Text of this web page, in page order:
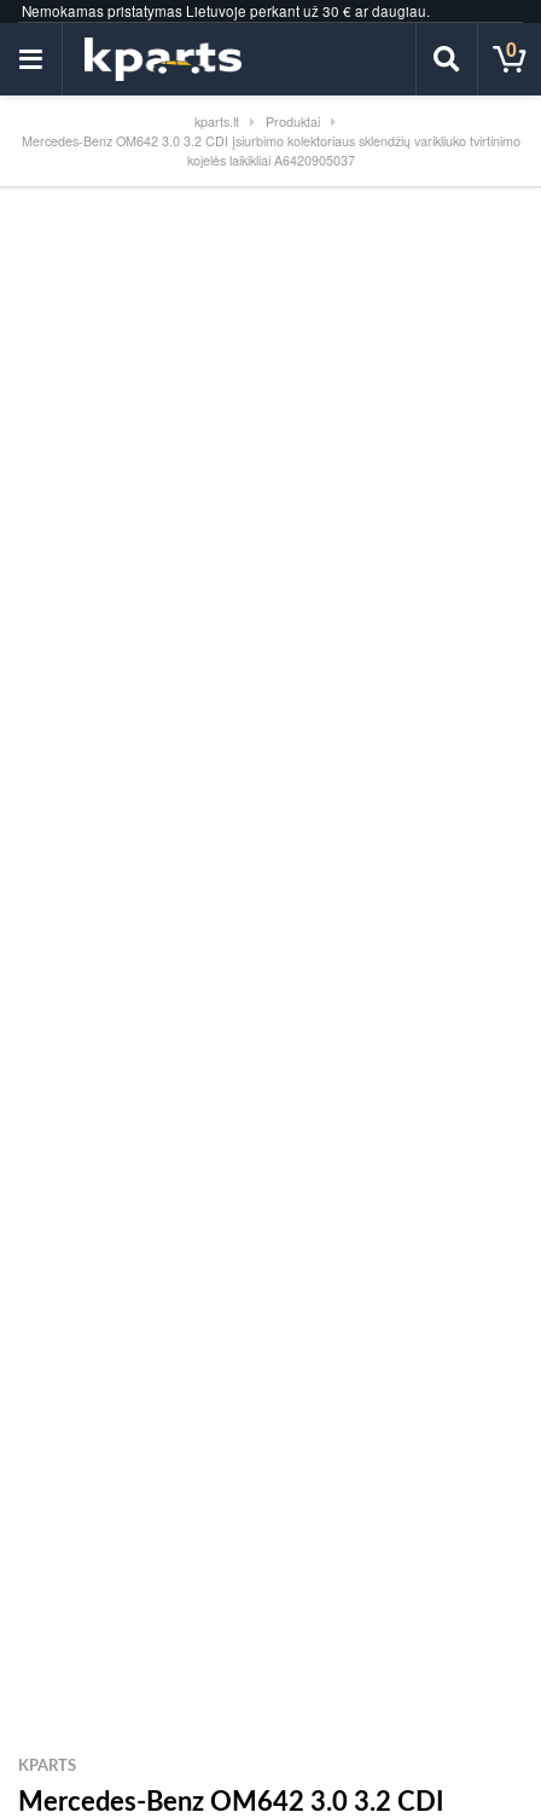
Nemokamas pristatymas Lietuvoje perkant už 30 € ar daugiau.
0
kparts.lt
Produktai
Mercedes-Benz OM642 3.0 3.2 CDI įsiurbimo kolektoriaus sklendžių varikliuko tvirtinimo
kojelės laikikliai A6420905037
KPARTS
Mercedes-Benz OM642 3.0 3.2 CDI